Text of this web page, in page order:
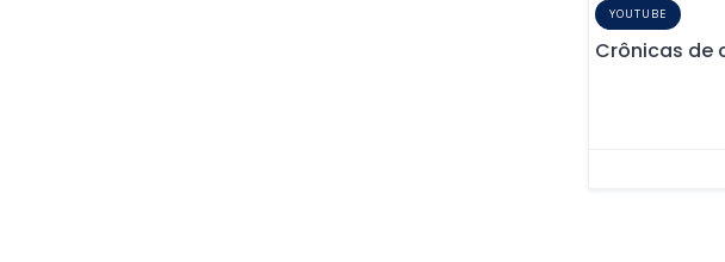
YOUTUBE
Crônicas de